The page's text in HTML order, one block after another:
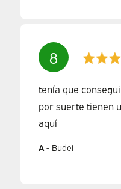
8
tenía que
por suerte tienen
aquí
A- Budel